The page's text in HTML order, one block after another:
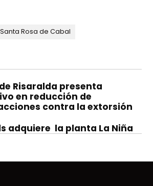
Santa Rosa de Cabal
Risaralda presenta
en reducción de
contra la extorsión
adquiere la planta La Niña